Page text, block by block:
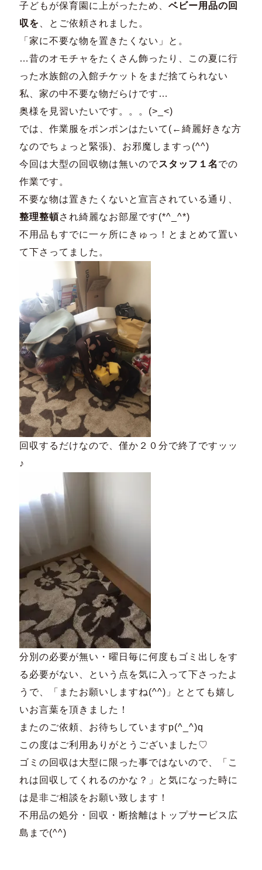
子どもが保育園に上がったため、 ベビー用品の回
収を、
とご依頼されました。
「家に不要な物を置きたくない」と。
…昔のオモチャをたくさん飾ったり、
この夏に行
った水族館の入館チケットをまだ捨てられない
私、 家の中不要な物だらけです…
奥様を見習いたいです。。。(>_<)
では、作業服をポンポンはたいて(← 綺麗好きな方
なのでちょっと緊張)、お邪魔しますっ(^^)
今回は大型の回収物は無いのでスタッフ１名 での
作業です。
不要な物は置きたくないと宣言されている通り、
整理整頓され綺麗なお部屋です(*^_^*)
不用品もすでに一ヶ所にきゅっ！ とまとめて置い
て下さってました。
回収するだけなので、僅か２０分で終了ですッッ
♪
分別の必要が無い・曜日毎に何度もゴミ出しをす
る必要がない、
という点を気に入って下さったよ
うで、「またお願いしますね(^^)」ととても嬉し
いお言葉を頂きました！
またのご依頼、お待ちしていますp(^_^)q
この度はご利用ありがとうございました♡
ゴミの回収は大型に限った事ではないので、「 こ
れは回収してくれるのかな？」
と気になった時に
は是非ご相談をお願い致します！
不用品の処分・回収・断捨離はトップサービス広
島まで(^^)